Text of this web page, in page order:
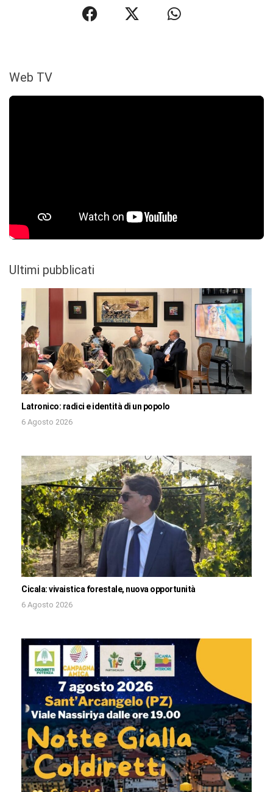
Web TV
Ultimi pubblicati
Latronico: radici e identità di un popolo
6 Agosto 2026
Cicala: vivaistica forestale, nuova opportunità
6 Agosto 2026